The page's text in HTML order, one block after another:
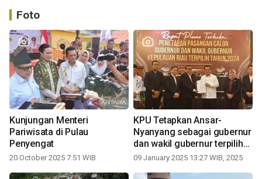
Foto
Kunjungan Menteri
Pariwisata di Pulau
Penyengat
20 October 2025 7:51 WIB
KPU Tetapkan Ansar-
Nyanyang sebagai gubernur
dan wakil gubernur terpilih
periode 2025-2030
09 January 2025 13:27 WIB, 2025